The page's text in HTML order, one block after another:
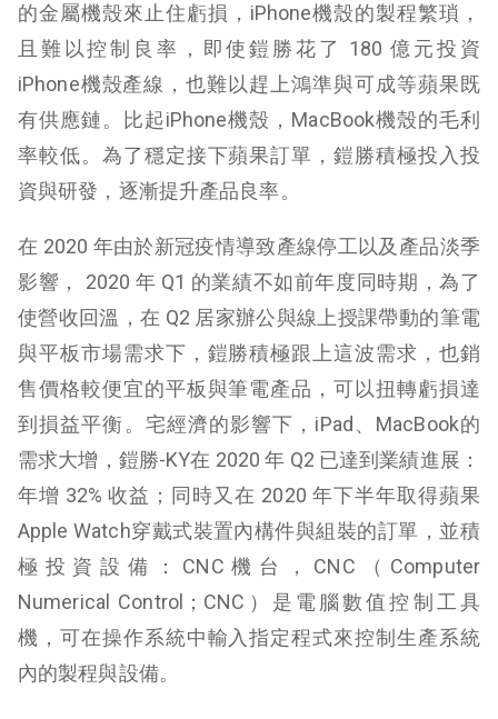
的金屬機殼來止住虧損，iPhone機殼的製程繁瑣，
且難以控制良率，即使鎧勝花了 180 億元投資
iPhone機殼產線，也難以趕上鴻準與可成等蘋果既
有供應鏈。比起iPhone機殼，MacBook機殼的毛利
率較低。為了穩定接下蘋果訂單，鎧勝積極投入投
資與研發，逐漸提升產品良率。
在 2020 年由於新冠疫情導致產線停工以及產品淡季
影響， 2020 年 Q1 的業績不如前年度同時期，為了
使營收回溫，在 Q2 居家辦公與線上授課帶動的筆電
與平板市場需求下，鎧勝積極跟上這波需求，也銷
售價格較便宜的平板與筆電產品，可以扭轉虧損達
到損益平衡。宅經濟的影響下，iPad、MacBook的
需求大增，鎧勝-KY在 2020 年 Q2 已達到業績進展：
年增 32% 收益；同時又在 2020 年下半年取得蘋果
Apple Watch穿戴式裝置內構件與組裝的訂單，並積
極投資設備：CNC機台，CNC（Computer
Numerical Control；CNC）是電腦數值控制工具
機，可在操作系統中輸入指定程式來控制生產系統
內的製程與設備。